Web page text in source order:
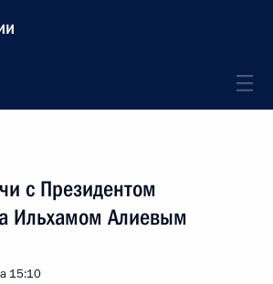
с Президентом
Ильхамом Алиевым
15:10